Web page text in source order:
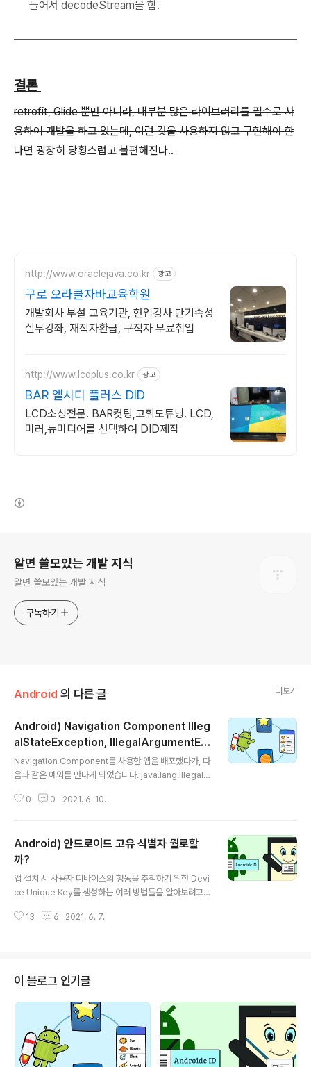
들어서 decodeStream을 함.
결론
retrofit, Glide 뿐만 아니라, 대부분 많은 라이브러리를 필수로 사
용하여 개발을 하고 있는데, 이런 것을 사용하지 않고 구현해야 한
다면 굉장히 당황스럽고 불편해진다..
http://www.oraclejava.co.kr 광고
구로 오라클자바교육학원
개발회사 부설 교육기관, 현업강사 단기속성
실무강좌, 재직자환급, 구직자 무료취업
http://www.lcdplus.co.kr 광고
BAR 엘시디 플러스 DID
LCD소싱전문. BAR컷팅,고휘도튜닝. LCD,
미러,뉴미디어를 선택하여 DID제작
알면 쓸모있는 개발 지식
알면 쓸모있는 개발 지식
구독하기
Android 의 다른 글 더보기
Android) Navigation Component Illeg
alStateException, IllegalArgumentEx
ception 예외
Navigation Component를 사용한 앱을 배포했다가, 다
음과 같은 예외를 만나게 되었습니다. java.lang.IllegalS
ion... 일단 검색을 해본 결과 navigate()를 빠르게 2번 호
ion으로 바꾸기 네비게이션 그래프에서 선언된 action을
전역 action으로 바꾸는 것입니다. (저는 이 방법이 통하지
않았습니다.) 2. RxJava의 debounce 오퍼레이터 이용
하여 중복된 이벤트 방지하기 중복 클릭을 예방하기 위해
debounce 오퍼레이터를 사용하는..
0 0 2021. 6. 10.
Android) 안드로이드 고유 식별자 뭘로할
까?
앱 설치 시 사용자 디바이스의 행동을 추적하기 위한 Devi
ce Unique Key를 생성하는 여러 방법들을 알아보려고
ngs.Secure.getString(context.contentResolver,
AD_PHONE_STATE 권한 필요 2. Serial Number an
droid.os.Build.SERIAL로부터 값을 받아 올 수 있음 안
드로이드 2.3부터 사용 가능 전화 기능이 없는 디바이스의
경우 유일한 값을 반환하지만, 전화 기능이..
13 6 2021. 6. 7.
이 블로그 인기글